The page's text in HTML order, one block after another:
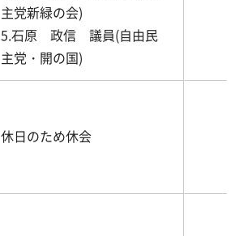
主党新緑の会)
5.石原 政信 議員(自由民
主党・開の国)
休日のため休会